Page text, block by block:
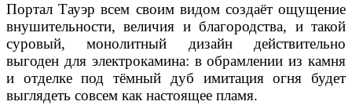
Портал Тауэр всем своим видом создаёт ощущение
внушительности, величия и благородства, и такой
суровый, монолитный дизайн действительно
выгоден для электрокамина: в обрамлении из камня
и отделке под тёмный дуб имитация огня будет
выглядеть совсем как настоящее пламя.